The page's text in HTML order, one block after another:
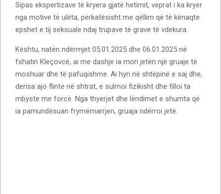
Sipas ekspertizave të kryera gjatë hetimit, veprat i ka kryer
nga motive të ulëta, përkatësisht me qëllim që të kënaqte
epshet e tij seksuale ndaj trupave të grave të vdekura.
Kështu, natën ndërmjet 05.01.2025 dhe 06.01.2025 në
fshatin Kleçovcë, ai me dashje ia mori jetën një gruaje të
moshuar dhe të pafuqishme. Ai hyri në shtëpinë e saj dhe,
derisa ajo flinte në shtrat, e sulmoi fizikisht dhe filloi ta
mbyste me forcë. Nga thyerjet dhe lëndimet e shumta që
ia pamundësuan frymëmarrjen, gruaja ndërroi jetë.